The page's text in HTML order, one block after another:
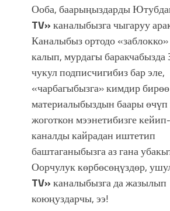
Ооба, баарыңыздарды
TV»каналыбызга чыгаруу
Каналыбыз ортодо
калып, мурдагы баракчабызда
чукул подписчигибиз бар эле,
«чарбагыбызга» кимдир
материалыбыздын баары
жоготкон мээнетибизге
каналды кайрадан иштетип
баштаганыбызга аз гана
Оорчулук көрбөсөңүздөр,
TV»каналыбызга да жазылып
коюңуздарчы, ээ!